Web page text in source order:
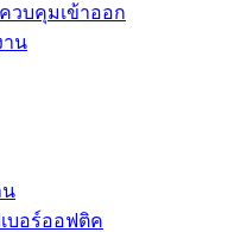
วบคุมเข้าออก
าน
น
บอร์ออฟติค